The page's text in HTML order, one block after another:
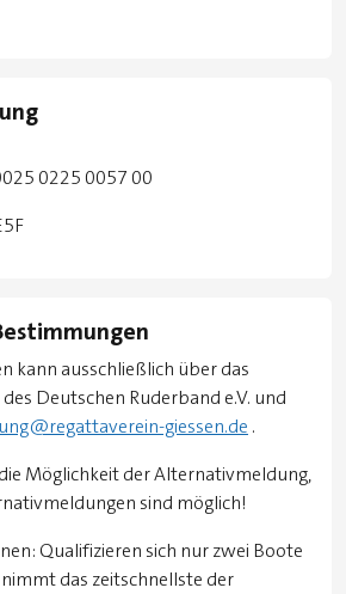
0225 0057 00
kann ausschließlich über das
Deutschen Ruderband e.V. und
giessen.de .
Möglichkeit der Alternativmeldung,
sind möglich!
Qualifizieren sich nur zwei Boote
das zeitschnellste der